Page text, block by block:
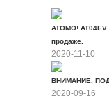
ATOMO!
продаже.
2020-11-10
ВНИМАНИЕ,
2020-09-16